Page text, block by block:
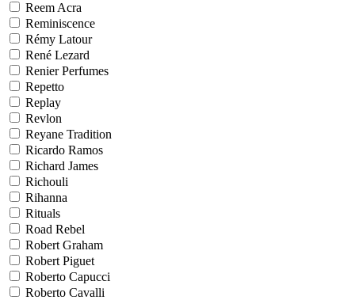
Reem Acra
Reminiscence
Rémy Latour
René Lezard
Renier Perfumes
Repetto
Replay
Revlon
Reyane Tradition
Ricardo Ramos
Richard James
Richouli
Rihanna
Rituals
Road Rebel
Robert Graham
Robert Piguet
Roberto Capucci
Roberto Cavalli